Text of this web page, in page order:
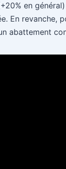
en
En revanche,
abattement